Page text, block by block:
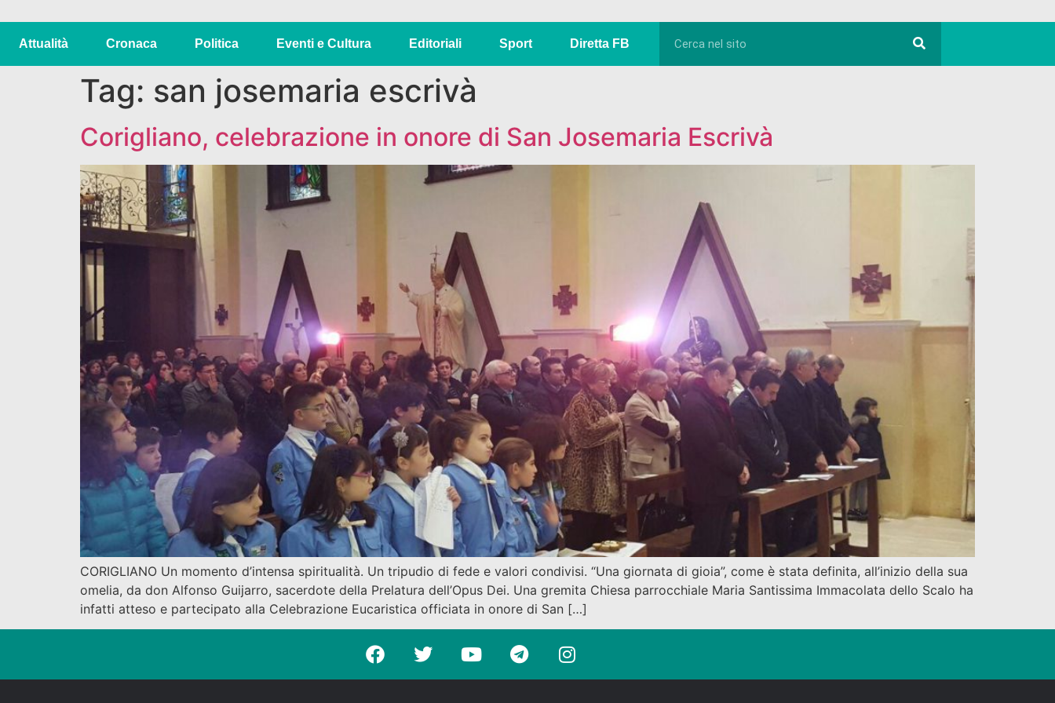
Attualità Cronaca Politica Eventi e Cultura Editoriali Sport Diretta FB
Tag: san josemaria escrivà
Corigliano, celebrazione in onore di San Josemaria Escrivà
CORIGLIANO Un momento d’intensa spiritualità. Un tripudio di fede e valori condivisi. “Una giornata di gioia”, come è stata definita, all’inizio della sua
omelia, da don Alfonso Guijarro, sacerdote della Prelatura dell’Opus Dei. Una gremita Chiesa parrocchiale Maria Santissima Immacolata dello Scalo ha
infatti atteso e partecipato alla Celebrazione Eucaristica officiata in onore di San […]